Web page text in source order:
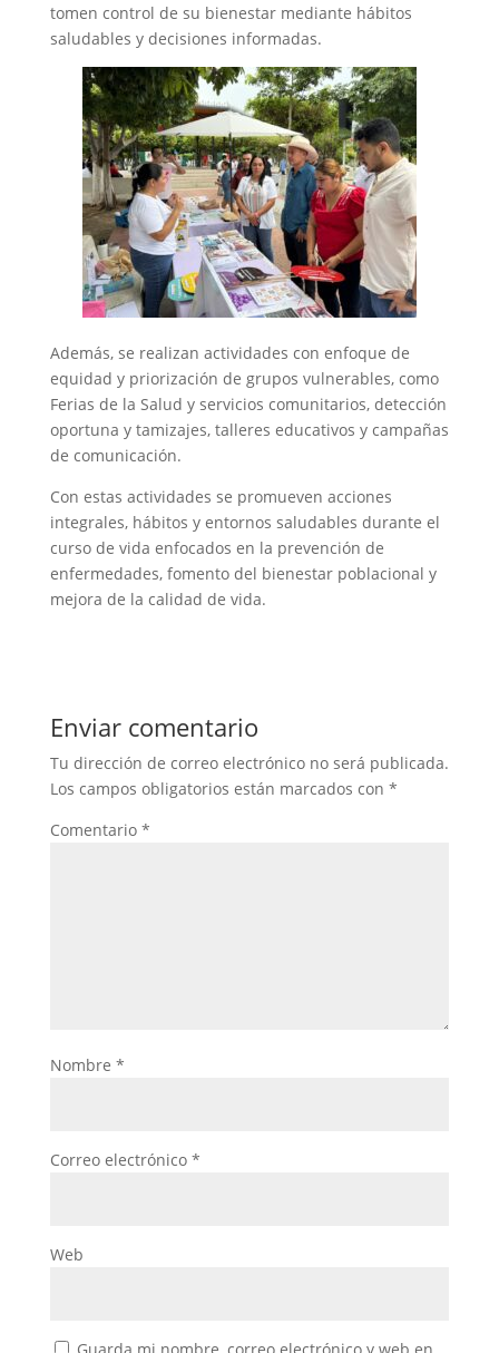
tomen control de su bienestar mediante hábitos
saludables y decisiones informadas.
Además, se realizan actividades con enfoque de
equidad y priorización de grupos vulnerables, como
Ferias de la Salud y servicios comunitarios, detección
oportuna y tamizajes, talleres educativos y campañas
de comunicación.
Con estas actividades se promueven acciones
integrales, hábitos y entornos saludables durante el
curso de vida enfocados en la prevención de
enfermedades, fomento del bienestar poblacional y
mejora de la calidad de vida.
Enviar comentario
Tu dirección de correo electrónico no será publicada.
Los campos obligatorios están marcados con *
Comentario *
Nombre *
Correo electrónico *
Web